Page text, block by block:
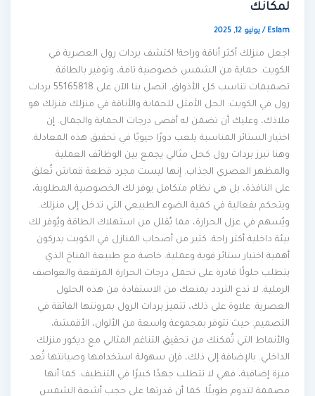
لمكانك
Eslam
/يونيو 12, 2025
اجعل منزلك أكثر أناقة وراحة! اكتشف بردات رول العصرية في
الكويت. حماية من الشمس خصوصية تامة، وتوفير بالطاقة.
تصميمات تناسب كل الأذواق. اتصل بنا الآن على 55165818 بردات
رول في الكويت: الحل الأمثل للحماية والأناقة في منزلك منزلك هو
ملاذك، وعليك أن تضمن له أقصى درجات الحماية والجمال. إن
اختيار الستائر المناسبة يلعب دورًا حيويًا في تحقيق هذه المعادلة.
وهنا تبرز بردات رول كحل مثالي يجمع بين الوظائف العملية
والمظهر العصري الجذاب. إنها ليست مجرد قطعة قماش تُعلق
على النافذة، بل هي نظام متكامل يوفر لك الخصوصية المطلوبة،
ويتحكم بفعالية في كمية الضوء الطبيعي التي تدخل إلى منزلك.
ويُسهم في عزل الحرارة، مما يُقلل من استهلاك الطاقة ويُوفر لك
بيئة داخلية أكثر راحة. كثير من أصحاب المنازل في الكويت يدركون
أهمية اختيار ستائر قوية وعملية. خاصة مع طبيعة المناخ الذي
يتطلب حلولًا قادرة على تحمل درجات الحرارة المرتفعة والعواصف
الرملية. لا تدع التردد يمنعك من الاستفادة من هذه الحلول
العصرية. علاوة على ذلك، تتميز بردات الرول بمرونتها الفائقة في
التصميم. حيث تتوفر بمجموعة واسعة من الألوان، الأقمشة،
والأنماط التي تُمكنك من تحقيق التناغم المثالي مع ديكور منزلك
الداخلي. بالإضافة إلى ذلك، فإن سهولة استخدامها وصيانتها تُعد
ميزة إضافية، فهي لا تتطلب جهدًا كبيرًا في التنظيف. كما أنها
مصممة لتدوم طويلًا. كما أن قدرتها على حجب أشعة الشمس